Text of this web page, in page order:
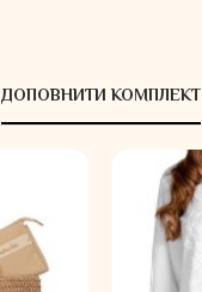
ДОПОВНИТИ КОМПЛЕКТ